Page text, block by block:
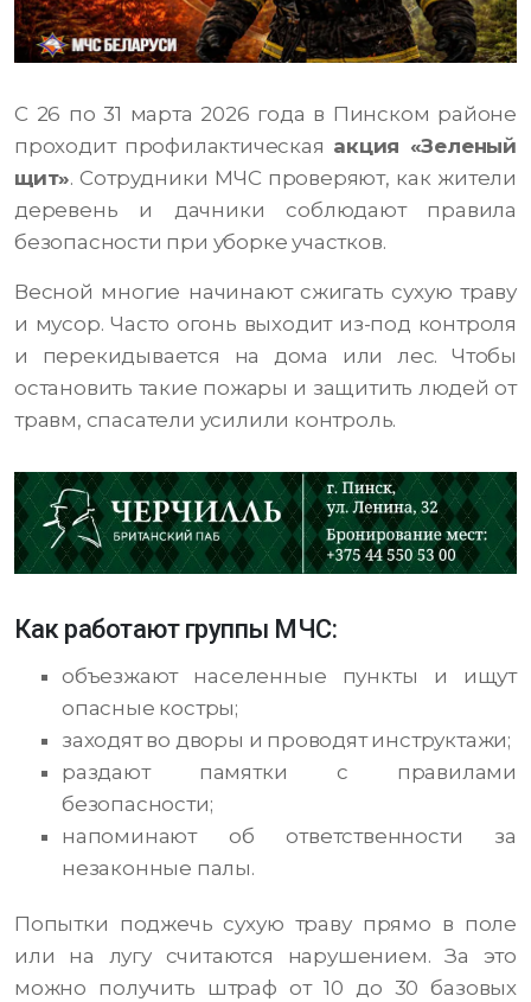
С 26 по 31 марта 2026 года в Пинском районе
проходит профилактическая акция «Зеленый
щит». Сотрудники МЧС проверяют, как жители
деревень и дачники соблюдают правила
безопасности при уборке участков.
Весной многие начинают сжигать сухую траву
и мусор. Часто огонь выходит из-под контроля
и перекидывается на дома или лес. Чтобы
остановить такие пожары и защитить людей от
травм, спасатели усилили контроль.
Как работают группы МЧС:
объезжают населенные пункты и ищут
опасные костры;
заходят во дворы и проводят инструктажи;
раздают памятки с правилами
безопасности;
напоминают об ответственности за
незаконные палы.
Попытки поджечь сухую траву прямо в поле
или на лугу считаются нарушением. За это
можно получить штраф от 10 до 30 базовых